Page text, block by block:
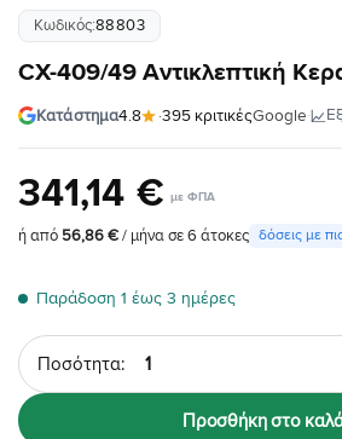
Κωδικός:88803
CX-409/49 Αντικλεπτική
Κατάστημα4.8 ·395 κριτικέςGoogle·
341,14 €
ή από 56,86 €/ μήνα σε 6 άτοκες δόσεις με
Παράδοση 1 έως 3 ημέρες
Ποσότητα
Προσθήκη στο